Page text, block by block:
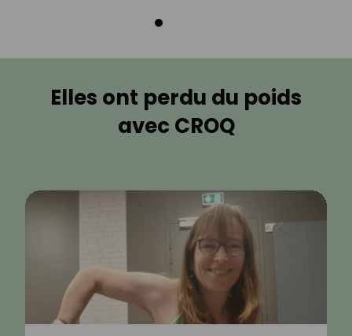
Elles ont perdu du poids
avec CROQ